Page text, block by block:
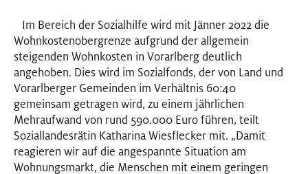
Im Bereich der Sozialhilfe wird mit Jänner 2022 die
Wohnkostenobergrenze aufgrund der allgemein
steigenden Wohnkosten in Vorarlberg deutlich
angehoben. Dies wird im Sozialfonds, der von Land und
Vorarlberger Gemeinden im Verhältnis 60:40
gemeinsam getragen wird, zu einem jährlichen
Mehraufwand von rund 590.000 Euro führen, teilt
Soziallandesrätin Katharina Wiesflecker mit. „Damit
reagieren wir auf die angespannte Situation am
Wohnungsmarkt, die Menschen mit einem geringen